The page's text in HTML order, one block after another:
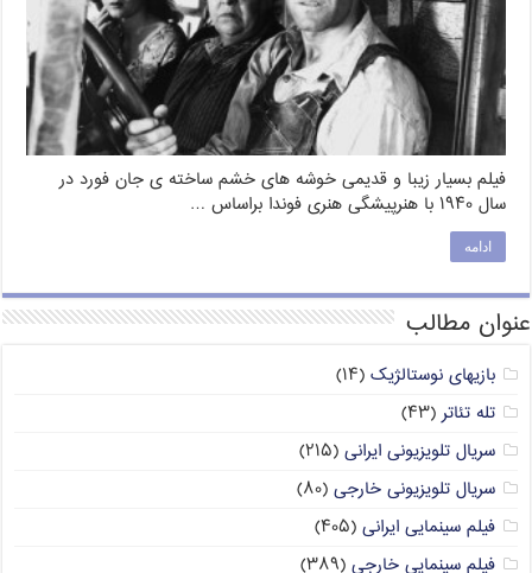
فیلم بسیار زیبا و قدیمی خوشه های خشم ساخته ی جان فورد در
سال ۱۹۴۰ با هنرپیشگی هنری فوندا براساس …
ادامه
عنوان مطالب
بازیهای نوستالژیک (۱۴)
تله تئاتر (۴۳)
سریال تلویزیونی ایرانی (۲۱۵)
سریال تلویزیونی خارجی (۸۰)
فیلم سینمایی ایرانی (۴۰۵)
فیلم سینمایی خارجی (۳۸۹)